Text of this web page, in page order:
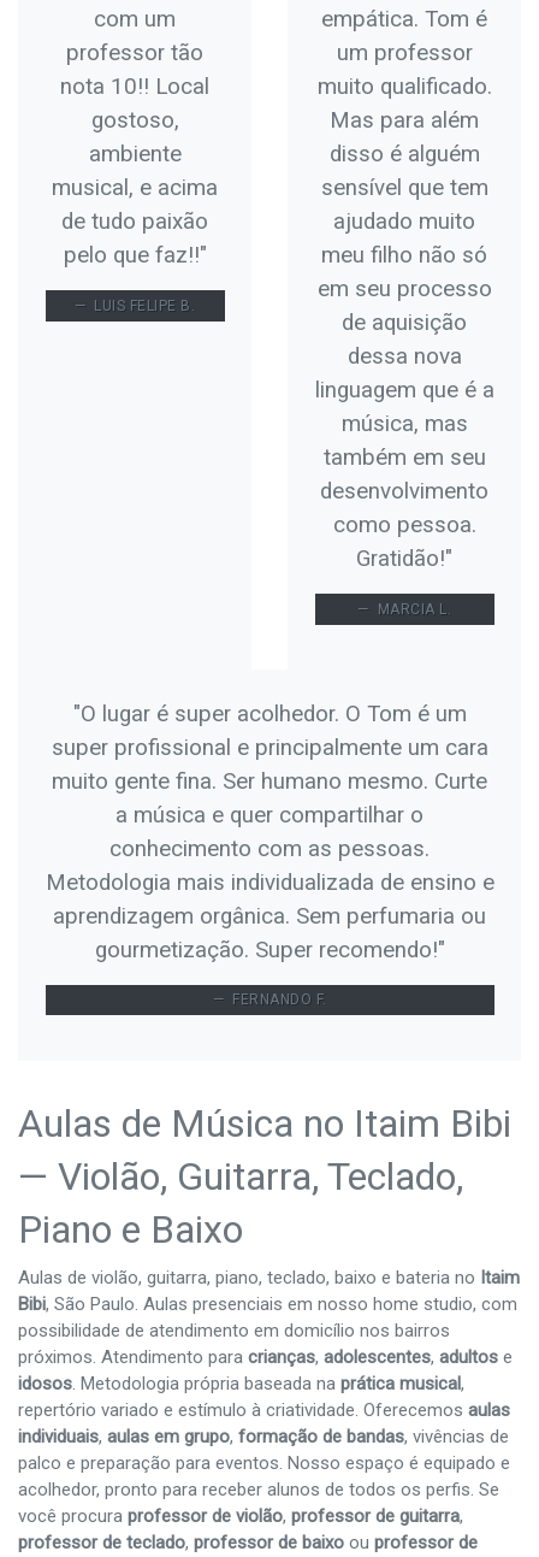
com um
professor tão
nota 10!! Local
gostoso,
ambiente
musical, e acima
de tudo paixão
pelo que faz!!"
LUIS FELIPE B.
empática. Tom é
um professor
muito qualificado.
Mas para além
disso é alguém
sensível que tem
ajudado muito
meu filho não só
em seu processo
de aquisição
dessa nova
linguagem que é a
música, mas
também em seu
desenvolvimento
como pessoa.
Gratidão!"
MARCIA L.
"O lugar é super acolhedor. O Tom é um
super profissional e principalmente um cara
muito gente fina. Ser humano mesmo. Curte
a música e quer compartilhar o
conhecimento com as pessoas.
Metodologia mais individualizada de ensino e
aprendizagem orgânica. Sem perfumaria ou
gourmetização. Super recomendo!"
FERNANDO F.
Aulas de Música no Itaim Bibi
— Violão, Guitarra, Teclado,
Piano e Baixo
Aulas de violão, guitarra, piano, teclado, baixo e bateria no Itaim
Bibi, São Paulo. Aulas presenciais em nosso home studio, com
possibilidade de atendimento em domicílio nos bairros
próximos. Atendimento para crianças, adolescentes, adultos e
idosos. Metodologia própria baseada na prática musical,
repertório variado e estímulo à criatividade. Oferecemos aulas
individuais, aulas em grupo, formação de bandas, vivências de
palco e preparação para eventos. Nosso espaço é equipado e
acolhedor, pronto para receber alunos de todos os perfis. Se
você procura professor de violão, professor de guitarra,
professor de teclado, professor de baixo ou professor de